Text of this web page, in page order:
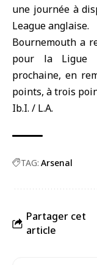
une journée à
League anglaise.
Bournemouth a
pour la Ligue
prochaine, en
points, à trois
Ib.I. / L.A.
TAG: Arsenal
Partager cet
article